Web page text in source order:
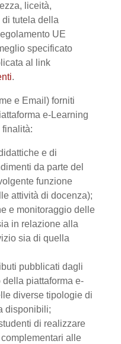
liceità,
tutela della
UE
specificato
al link
.
e Email) forniti
e-Learning
finalità:
e di
da parte del
funzione
attività di docenza);
e monitoraggio delle
in relazione alla
sia di quella
pubblicati dagli
della piattaforma e-
diverse tipologie di
disponibili;
di realizzare
alle